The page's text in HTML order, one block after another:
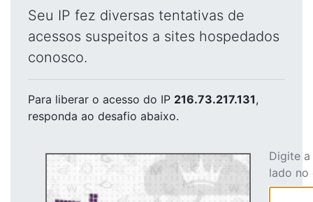
Seu IP fez diversas tentativas de
acessos suspeitos a sites hospedados
conosco.
Para liberar o acesso do IP 216.73.217.131,
responda ao desafio abaixo.
Digite
lado no